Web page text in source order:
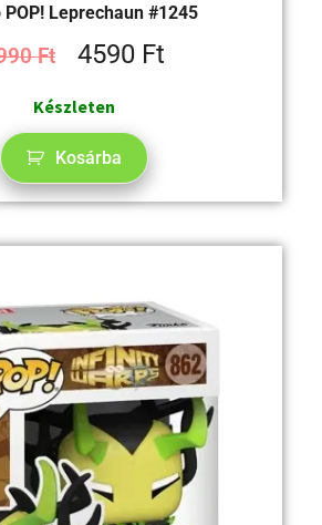
POP! Leprechaun #1245
Ft 4590 Ft
Készleten
Kosárba